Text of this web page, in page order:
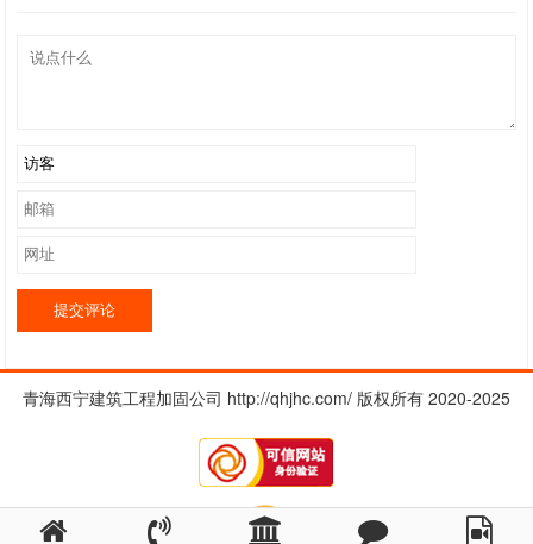
提交评论
青海西宁建筑工程加固公司 http://qhjhc.com/ 版权所有 2020-2025